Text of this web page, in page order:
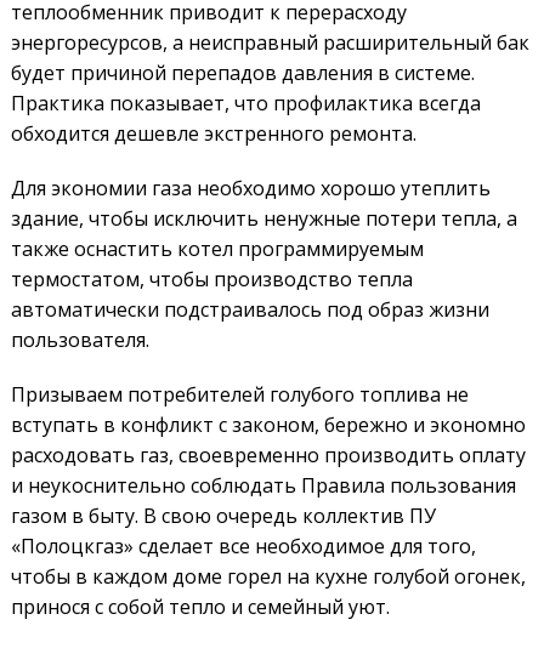
теплообменник приводит к перерасходу
энергоресурсов, а неисправный расширительный бак
будет причиной перепадов давления в системе.
Практика показывает, что профилактика всегда
обходится дешевле экстренного ремонта.
Для экономии газа необходимо хорошо утеплить
здание, чтобы исключить ненужные потери тепла, а
также оснастить котел программируемым
термостатом, чтобы производство тепла
автоматически подстраивалось под образ жизни
пользователя.
Призываем потребителей голубого топлива не
вступать в конфликт с законом, бережно и экономно
расходовать газ, своевременно производить оплату
и неукоснительно соблюдать Правила пользования
газом в быту. В свою очередь коллектив ПУ
«Полоцкгаз» сделает все необходимое для того,
чтобы в каждом доме горел на кухне голубой огонек,
принося с собой тепло и семейный уют.